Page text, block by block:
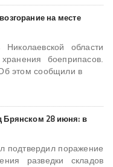
на месте
области
боеприпасов.
этом сообщили в
Брянском 28 июня: в
подтвердил поражение
разведки складов